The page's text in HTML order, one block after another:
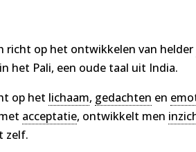
richt op het ontwikkelen van helder
het Pali, een oude taal uit India.
op het lichaam, gedachten en
acceptatie, ontwikkelt men
zelf.